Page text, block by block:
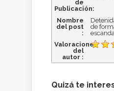
de
Publicación:
Nombre
del post
:
de
Valoraciones
del
autor :
Quizá te